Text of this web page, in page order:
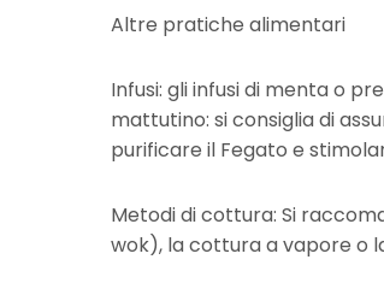
Altre pratiche alimentari
Infusi: gli infusi di menta o
mattutino: si consiglia di
purificare il Fegato e
Metodi di cottura: Si
wok), la cottura a vapore o